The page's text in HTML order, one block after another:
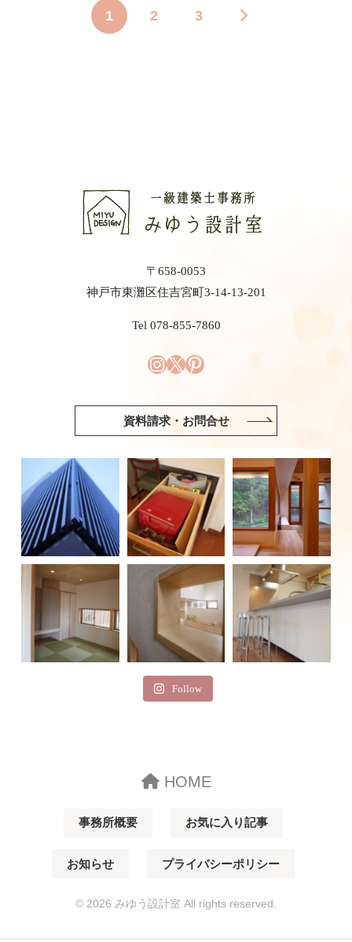
1 2 3
〒658-0053
神戸市東灘区住吉宮町3-14-13-201
Tel 078-855-7860
資料請求・お問合せ
Follow
HOME
事務所概要 お気に入り記事
お知らせ プライバシーポリシー
© 2026 みゆう設計室 All rights reserved.